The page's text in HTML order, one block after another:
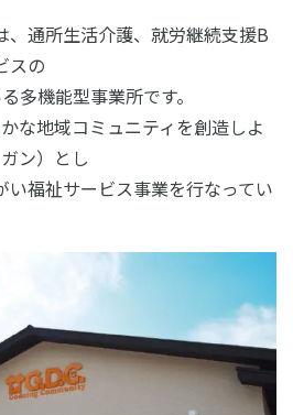
、通所生活介護、就労継続支援B
スの
多機能型事業所です。
な地域コミュニティを創造しよ
ン）とし
い福祉サービス事業を行なってい